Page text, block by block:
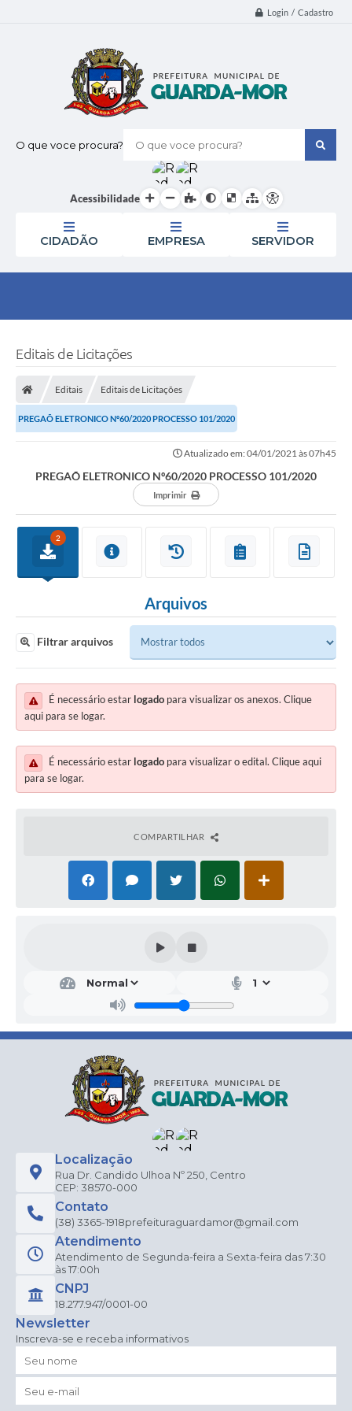
Login / Cadastro
O que voce procura?
Acessibilidade
CIDADÃO EMPRESA SERVIDOR
Editais de Licitações
Editais Editais de Licitações
PREGAÕ ELETRONICO Nº60/2020 PROCESSO 101/2020
Atualizado em: 04/01/2021 às 07h45
PREGAÕ ELETRONICO Nº60/2020 PROCESSO 101/2020
Imprimir
2
Arquivos
Filtrar arquivos
É necessário estar logado para visualizar os anexos. Clique
aqui para se logar.
É necessário estar logado para visualizar o edital. Clique aqui
para se logar.
COMPARTILHAR
Localização
Rua Dr. Candido Ulhoa Nº 250, Centro
CEP: 38570-000
Contato
(38) 3365-1918prefeituraguardamor@gmail.com
Atendimento
Atendimento de Segunda-feira a Sexta-feira das 7:30
às 17:00h
CNPJ
18.277.947/0001-00
Newsletter
Inscreva-se e receba informativos